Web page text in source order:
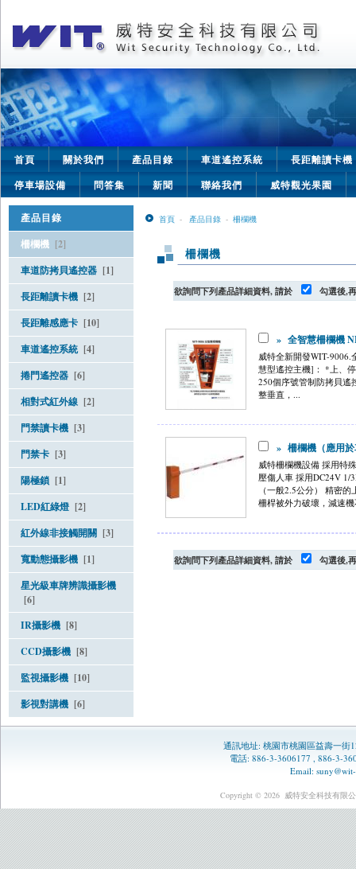
首頁 關於我們 產品目錄 車道遙控系統
長距離讀卡機
停車場設備
問答集 新聞 聯絡我們 威特觀光果園
產品目錄
柵欄機 [2]
車道防拷貝遙控器 [1]
長距離讀卡機 [2]
長距離感應卡 [10]
車道遙控系統 [4]
捲門遙控器 [6]
相對式紅外線 [2]
門禁讀卡機 [3]
門禁卡 [3]
陽極鎖 [1]
LED紅綠燈 [2]
紅外線非接觸開關 [3]
寬動態攝影機 [1]
星光級車牌辨識攝影機
[6]
IR攝影機 [8]
CCD攝影機 [8]
監視攝影機 [10]
影視對講機 [6]
首頁 - 產品目錄 - 柵欄機
柵欄機
欲詢問下列產品詳細資料, 請於 勾選後,
» 全智慧柵欄機
威特全新開發WIT-
慧型遙控主機]： *上、
250個序號管制防拷貝遙
整垂直，...
» 柵欄機（應用
威特柵欄機設備 採用特
壓傷人車 採用DC24V 1/
（一般2.5公分） 精密
柵桿被外力破壞，減速
欲詢問下列產品詳細資料, 請於 勾選後,
通訊地址: 桃園市桃園區益壽一街
電話: 886-3-3606177 , 886-3-
Email:
Copyright © 2026 威特安全科技有限